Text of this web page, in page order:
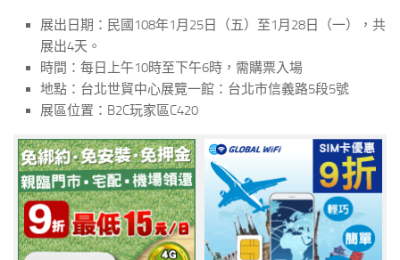
展出日期：民國108年1月25日（五）至1月28日（一），共
展出4天。
時間：每日上午10時至下午6時，需購票入場
地點：台北世貿中心展覽一館：台北市信義路5段5號
展區位置：B2C玩家區C420